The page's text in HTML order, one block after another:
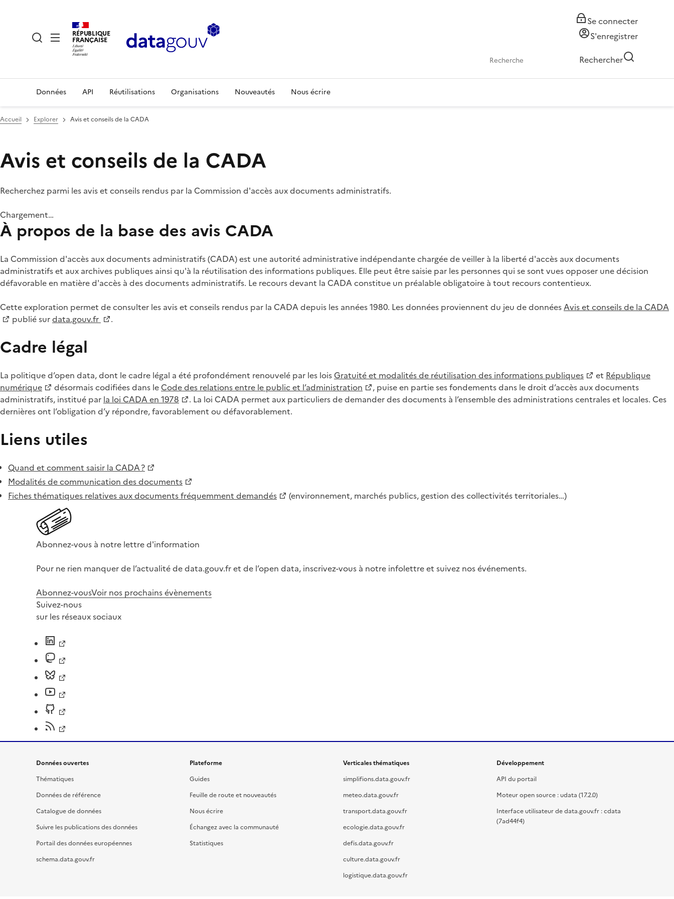
RÉPUBLIQUE
FRANÇAISE
Se connecter
S'enregistrer
Rechercher
Données API Réutilisations Organisations Nouveautés Nous écrire
Accueil Explorer Avis et conseils de la CADA
Avis et conseils de la CADA
Recherchez parmi les avis et conseils rendus par la Commission d'accès aux documents administratifs.
Chargement…
À propos de la base des avis CADA
La Commission d'accès aux documents administratifs (CADA) est une autorité administrative indépendante chargée de veiller à la liberté d'accès aux documents
administratifs et aux archives publiques ainsi qu'à la réutilisation des informations publiques. Elle peut être saisie par les personnes qui se sont vues opposer une décision
défavorable en matière d'accès à des documents administratifs. Le recours devant la CADA constitue un préalable obligatoire à tout recours contentieux.
Cette exploration permet de consulter les avis et conseils rendus par la CADA depuis les années 1980. Les données proviennent du jeu de donnéesAvis et conseils de la CADA
publié surdata.gouv.fr .
Cadre légal
La politique d’open data, dont le cadre légal a été profondément renouvelé par les loisGratuité et modalités de réutilisation des informations publiques et République
numérique
désormais codifiées dans le Code des relations entre le public et l’administration
, puise en partie ses fondements dans le droit d’accès aux documents
administratifs, institué par la loi CADA en 1978
. La loi CADA permet aux particuliers de demander des documents à l’ensemble des administrations centrales et locales. Ces
dernières ont l’obligation d’y répondre, favorablement ou défavorablement.
Liens utiles
Quand et comment saisir la CADA ?
Modalités de communication des documents
Fiches thématiques relatives aux documents fréquemment demandés
(environnement, marchés publics, gestion des collectivités territoriales…)
Abonnez-vous à notre lettre d'information
Pour ne rien manquer de l’actualité de data.gouv.fr et de l’open data, inscrivez-vous à notre infolettre et suivez nos événements.
Abonnez-vousVoir nos prochains évènements
Suivez-nous
sur les réseaux sociaux
Données ouvertes
Thématiques
Données de référence
Catalogue de données
Suivre les publications des données
Portail des données européennes
schema.data.gouv.fr
Plateforme
Guides
Feuille de route et nouveautés
Nous écrire
Échangez avec la communauté
Statistiques
Verticales thématiques
simplifions.data.gouv.fr
meteo.data.gouv.fr
transport.data.gouv.fr
ecologie.data.gouv.fr
defis.data.gouv.fr
culture.data.gouv.fr
logistique.data.gouv.fr
Développement
API du portail
Moteur open source : udata (17.2.0)
Interface utilisateur de data.gouv.fr : cdata
(7ad44f4)